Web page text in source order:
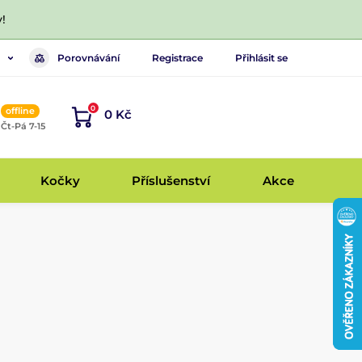
Porovnávání Registrace Přihlásit se
offline
Pá 7-15
0 0 Kč
Kočky Příslušenství Akce